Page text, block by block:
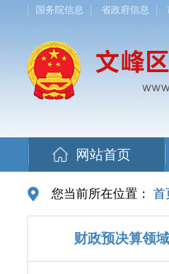
国务院信息 省政府信息
网站首页
您当前所在位置： 首
财政预决算领域